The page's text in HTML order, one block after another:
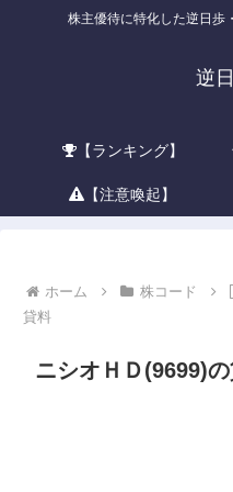
株主優待に特化した逆日歩
逆
【ランキング】
【注意喚起】
ホーム 株コード
貸料
ニシオＨＤ(9699)